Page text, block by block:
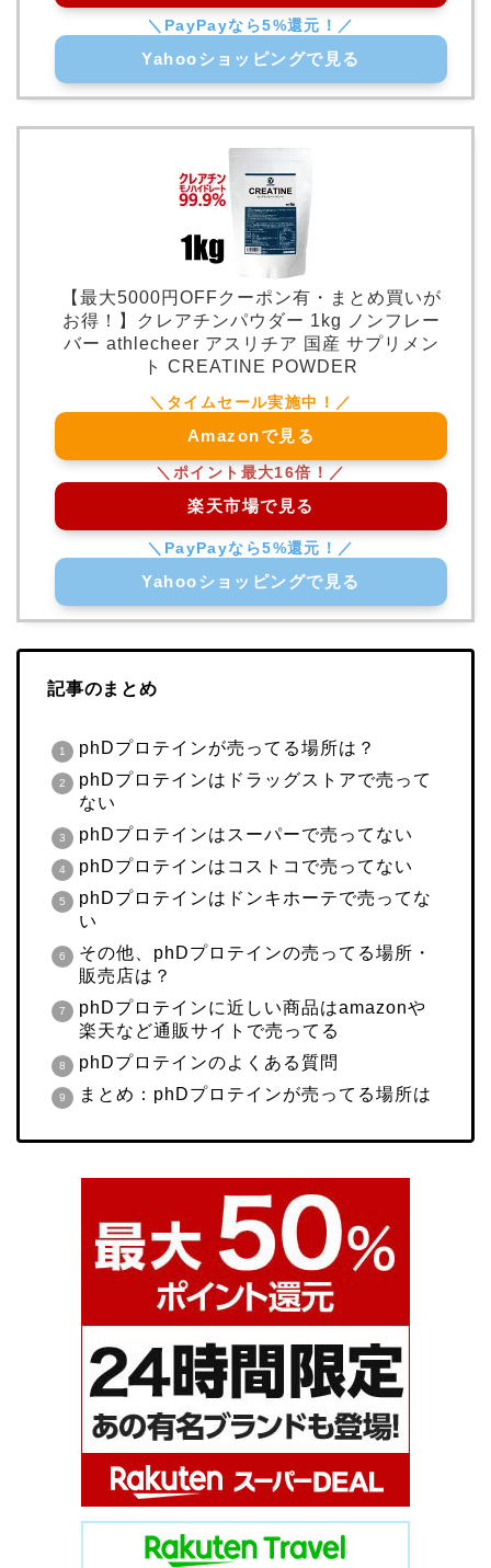
Yahooショッピングで見る
【最大5000円OFFクーポン有・まとめ買いが
お得！】クレアチンパウダー 1kg ノンフレー
バー athlecheer アスリチア 国産 サプリメン
ト CREATINE POWDER
Amazonで見る
楽天市場で見る
Yahooショッピングで見る
記事のまとめ
phDプロテインが売ってる場所は？
phDプロテインはドラッグストアで売って
ない
phDプロテインはスーパーで売ってない
phDプロテインはコストコで売ってない
phDプロテインはドンキホーテで売ってな
い
その他、phDプロテインの売ってる場所・
販売店は？
phDプロテインに近しい商品はamazonや
楽天など通販サイトで売ってる
phDプロテインのよくある質問
まとめ：phDプロテインが売ってる場所は